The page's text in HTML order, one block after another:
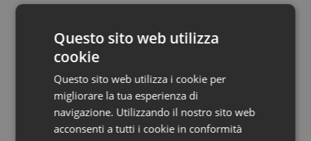
Tumori gastrointestinali
Ulcera & Reflusso
Vaccini
ha sottolineato: "La fase 2 sarà molto articolata, con
una batteria ulteriore di strumenti. Avremo una app sui
contagi. E gli italiani che lo vorranno potranno essere
tracciati nelle loro relazioni. Faremo una campagna
obbligatoria per i test sierologici in modo da avere
contezza della reale diffusione del virus".
Questo sito web utilizza
cookie
Questo sito web utilizza i cookie per
migliorare la tua esperienza di
navigazione. Utilizzando il nostro sito web
acconsenti a tutti i cookie in conformità